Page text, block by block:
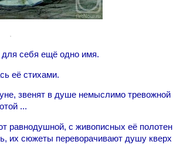
.
для себя ещё одно имя.
её стихами.
звенят в душе немыслимо тревожной
...
равнодушной, с живописных её полотен
их сюжеты переворачивают душу кверх